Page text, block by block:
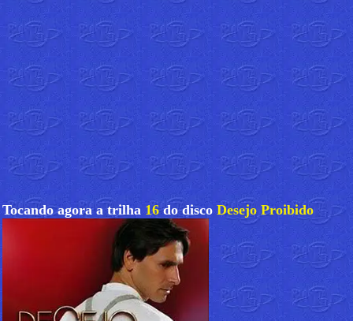
Tocando agora a trilha 16do disco Desejo Proibido